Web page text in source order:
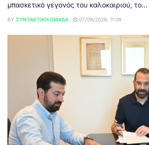
μπασκετικό γεγονός του καλοκαιριού, το...
BY ΣΥΝΤΑΚΤΙΚΉ ΟΜΆΔΑ 07/08/2026, 11:09